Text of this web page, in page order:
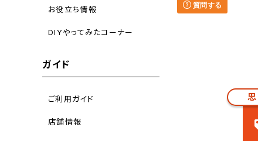
お役立ち情報
DIYやってみたコーナー
ガイド
ご利用ガイド
店舗情報
質問する